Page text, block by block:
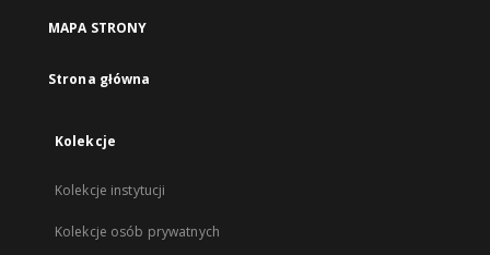
MAPA STRONY
Strona główna
Kolekcje
Kolekcje instytucji
Kolekcje osób prywatnych